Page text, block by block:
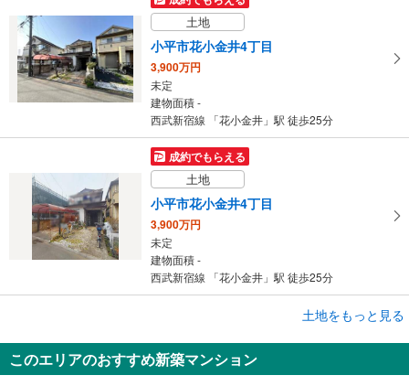
土地
小平市花小金井4丁目
3,900万円
未定
建物面積 -
西武新宿線 「花小金井」駅 徒歩25分
成約でもらえる
土地
小平市花小金井4丁目
3,900万円
未定
建物面積 -
西武新宿線 「花小金井」駅 徒歩25分
小平市花小金井4丁目
土地をもっと見る
このエリアのおすすめ新築マンション